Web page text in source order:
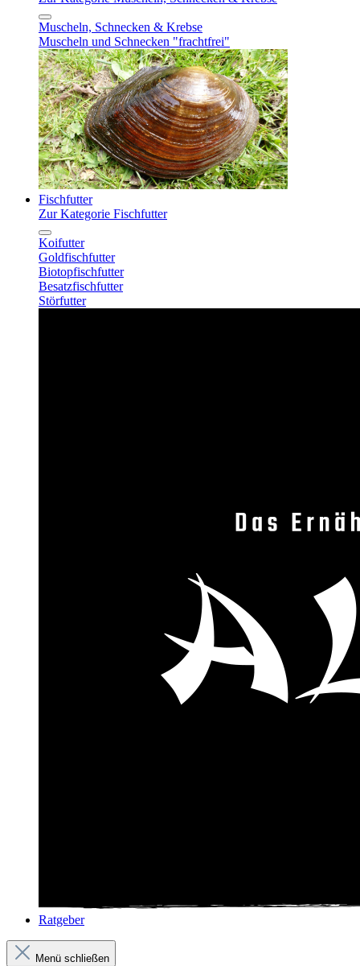
Muscheln, Schnecken & Krebse
Muscheln und Schnecken "frachtfrei"
Fischfutter
Zur Kategorie Fischfutter
Koifutter
Goldfischfutter
Biotopfischfutter
Besatzfischfutter
Störfutter
Ratgeber
Menü schließen